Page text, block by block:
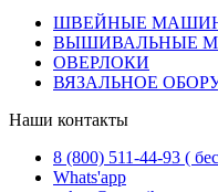
ШВЕЙНЫЕ
ВЫШИВАЛЬНЫЕ
ОВЕРЛОКИ
ВЯЗАЛЬНОЕ
Наши контакты
8 (800) 511-44-93 (
Whats'app